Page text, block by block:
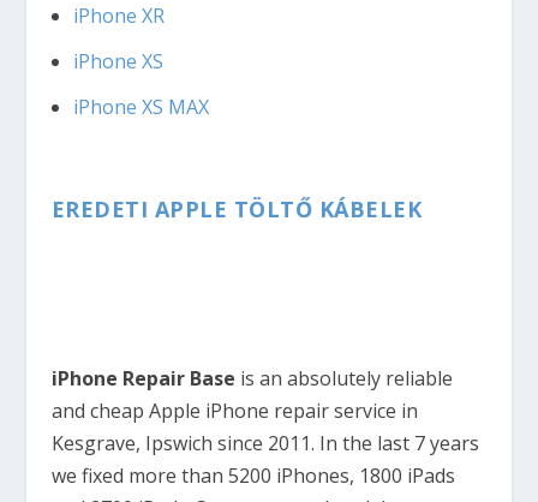
iPhone XR
iPhone XS
iPhone XS MAX
EREDETI APPLE TÖLTŐ KÁBELEK
iPhone Repair Base is an absolutely reliable
and cheap Apple iPhone repair service in
Kesgrave, Ipswich since 2011. In the last 7 years
we fixed more than 5200 iPhones, 1800 iPads